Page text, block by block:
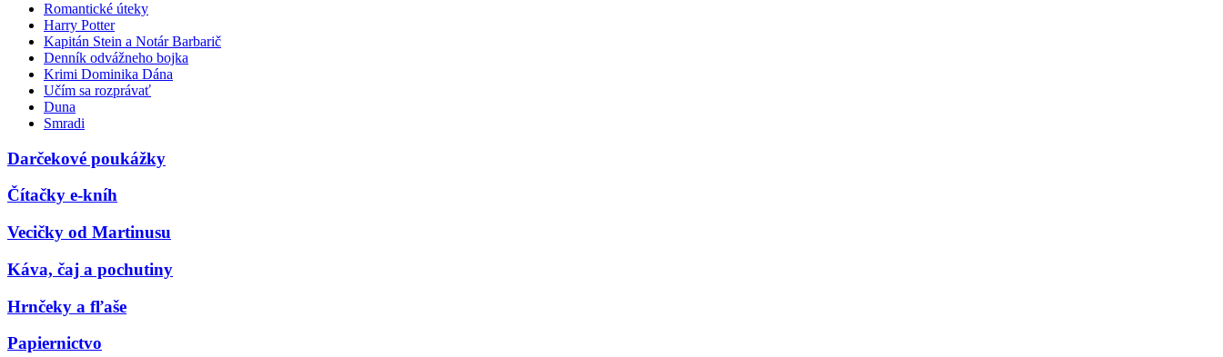
Romantické úteky
Harry Potter
Kapitán Stein a Notár Barbarič
Denník odvážneho bojka
Krimi Dominika Dána
Učím sa rozprávať
Duna
Smradi
Darčekové poukážky
Čítačky e-kníh
Vecičky od Martinusu
Káva, čaj a pochutiny
Hrnčeky a fľaše
Papiernictvo